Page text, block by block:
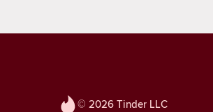
© 2026 Tinder LLC